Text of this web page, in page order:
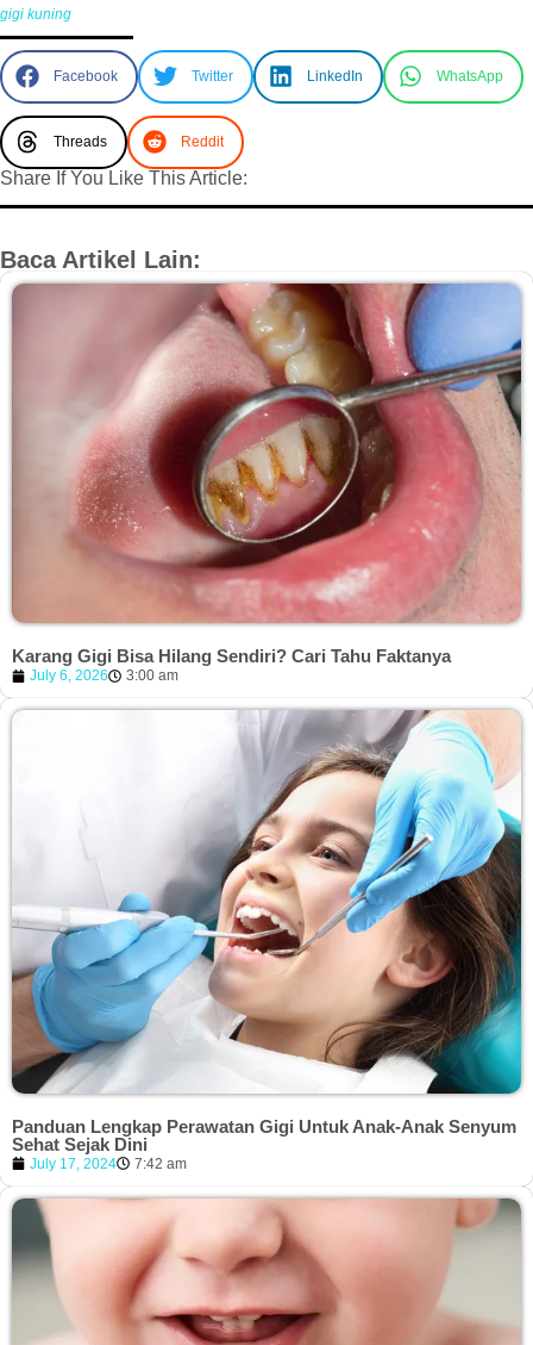
gigi kuning
Facebook Twitter LinkedIn WhatsApp
Threads Reddit
Share If You Like This Article:
Baca Artikel Lain:
Karang Gigi Bisa Hilang Sendiri? Cari Tahu Faktanya
July 6, 2026 3:00 am
Panduan Lengkap Perawatan Gigi Untuk Anak-Anak Senyum
Sehat Sejak Dini
July 17, 2024 7:42 am